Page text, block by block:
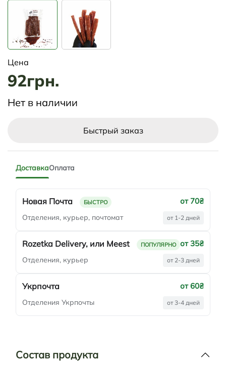
Цена
92грн.
Нет в наличии
Быстрый заказ
ДоставкаОплата
Новая Почта БЫСТРО от 70₴
Отделения, курьер, почтомат от 1-2 дней
Rozetka Delivery, или Meest ПОПУЛЯРНО от 35₴
Отделения, курьер от 2-3 дней
Укрпочта от 60₴
Отделения Укрпочты от 3-4 дней
Состав продукта